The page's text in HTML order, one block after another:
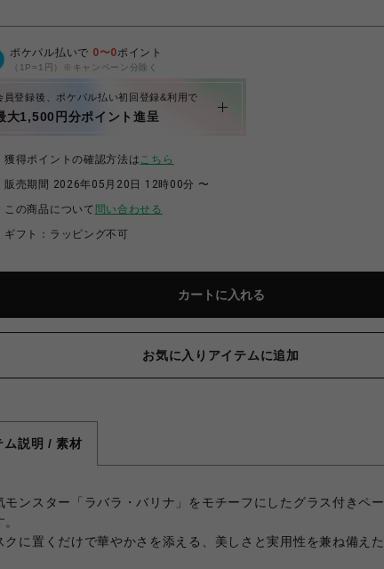
ポケパル払いで 0〜0ポイント
（1P=1円）※キャンペーン分除く
員登録後、ポケパル払い初回登録&利用で
大1,500円分ポイント進呈
獲得ポイントの確認方法はこちら
販売期間 2026年05月20日 12時00分 〜
この商品について 問い合わせる
ギフト：ラッピング不可
カートに入れる
お気に入りアイテムに追加
ム説明 / 素材
モンスター「ラバラ・バリナ」をモチーフにしたグラス付きペ
クに置くだけで華やかさを添える、美しさと実用性を兼ね備え